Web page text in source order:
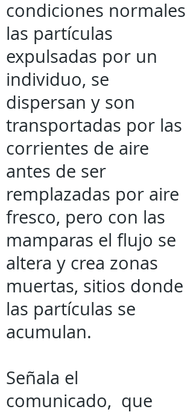
condiciones normales
las partículas
expulsadas por un
individuo, se
dispersan y son
transportadas por las
corrientes de aire
antes de ser
remplazadas por aire
fresco, pero con las
mamparas el flujo se
altera y crea zonas
muertas, sitios donde
las partículas se
acumulan.
Señala el
comunicado, que